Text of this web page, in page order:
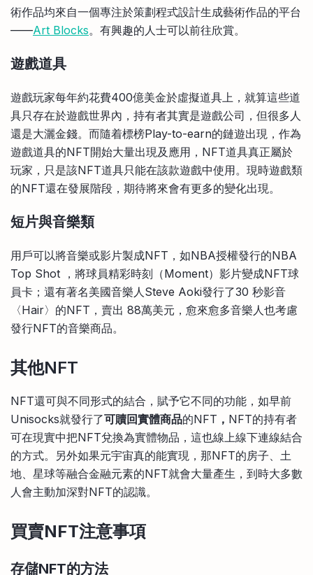
術作品均來自一個專注於策劃程式設計生成藝術作品的平台
——Art Blocks。有興趣的人士可以前往欣賞。
遊戲道具
遊戲玩家每年約花費400億美金於虛擬道具上，就算這些道
具只存在於遊戲世界內，持有者其實是遊戲公司，但很多人
還是大灑金錢。而隨着標榜Play-to-earn的鏈遊出現，作為
遊戲道具的NFT開始大量出現及應用，NFT道具真正屬於
玩家，只是該NFT道具只能在該款遊戲中使用。現時遊戲類
的NFT還在發展階段，期待將來會有更多的變化出現。
短片與音樂類
用戶可以將音樂或影片製成NFT，如NBA授權發行的NBA
Top Shot ，將球員精彩時刻（Moment）影片變成NFT球
員卡；還有著名美國音樂人Steve Aoki發行了30 秒影音
〈Hair〉的NFT，賣出 88萬美元，愈來愈多音樂人也考慮
發行NFT的音樂商品。
其他NFT
NFT還可與不同形式的結合，賦予它不同的功能，如早前
Unisocks就發行了可贖回實體商品的NFT ， NFT的持有者
可在現實中把NFT兌換為實體物品，這也線上線下連線結合
的方式。另外如果元宇宙真的能實現，那NFT的房子、土
地、星球等融合金融元素的NFT就會大量產生，到時大多數
人會主動加深對NFT的認識。
買賣NFT注意事項
存儲NFT的方法